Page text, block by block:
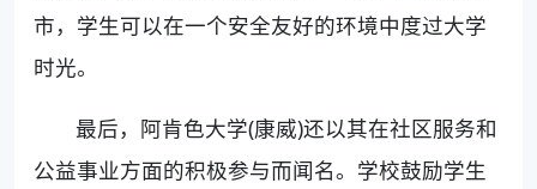
市，学生可以在一个安全友好的环境中度过大学
时光。
最后，阿肯色大学(康威)还以其在社区服务和
公益事业方面的积极参与而闻名。学校鼓励学生